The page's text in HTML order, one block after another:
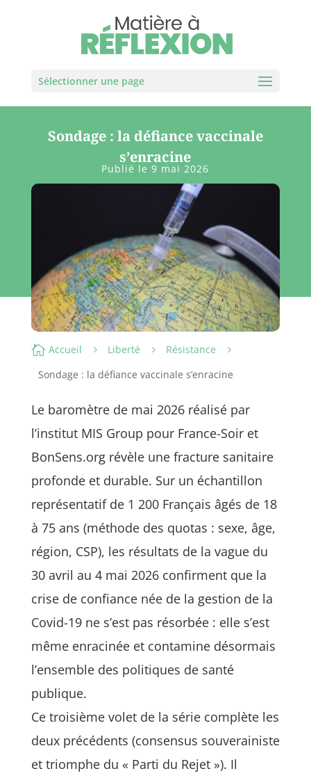
Sélectionner une page
Sondage : la défiance vaccinale
s’enracine
Publié le 9 mai 2026
 Accueil 5 Liberté 5 Résistance 5
Sondage : la défiance vaccinale s’enracine
Le baromètre de mai 2026 réalisé par
l’institut MIS Group pour France-Soir et
BonSens.org révèle une fracture sanitaire
profonde et durable. Sur un échantillon
représentatif de 1 200 Français âgés de 18
à 75 ans (méthode des quotas : sexe, âge,
région, CSP), les résultats de la vague du
30 avril au 4 mai 2026 confirment que la
crise de confiance née de la gestion de la
Covid-19 ne s’est pas résorbée : elle s’est
même enracinée et contamine désormais
l’ensemble des politiques de santé
publique.
Ce troisième volet de la série complète les
deux précédents (consensus souverainiste
et triomphe du « Parti du Rejet »). Il